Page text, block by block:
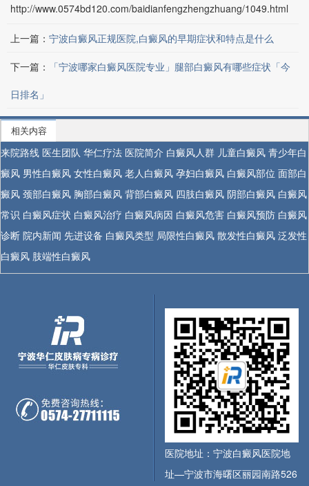
http://www.0574bd120.com/baidianfengzhengzhuang/1049.html
上一篇： 宁波白癜风正规医院,白癜风的早期症状和特点是什么
下一篇：
「宁波哪家白癜风医院专业」腿部白癜风有哪些症状「今
日排名」
相关内容
来院路线 医生团队 华仁疗法 医院简介 白癜风人群 儿童白癜风 青少年白
癜风 男性白癜风 女性白癜风 老人白癜风 孕妇白癜风 白癜风部位 面部白
癜风 颈部白癜风 胸部白癜风 背部白癜风 四肢白癜风 阴部白癜风 白癜风
常识 白癜风症状 白癜风治疗 白癜风病因 白癜风危害 白癜风预防 白癜风
诊断 院内新闻 先进设备 白癜风类型 局限性白癜风 散发性白癜风 泛发性
白癜风 肢端性白癜风
医院地址：宁波白癜风医院地
址—宁波市海曙区丽园南路526